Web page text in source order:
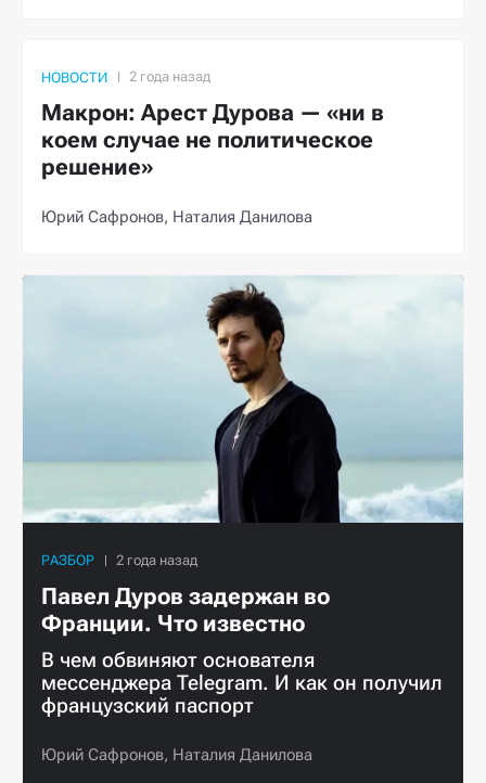
НОВОСТИ
Макрон: Арест Дурова — «ни в
коем случае не политическое
решение»
Юрий Сафронов, Наталия Данилова
РАЗБОР
Павел Дуров задержан во
Франции. Что известно
В чем обвиняют основателя
мессенджера Telegram. И как он получил
французский паспорт
Юрий Сафронов, Наталия Данилова